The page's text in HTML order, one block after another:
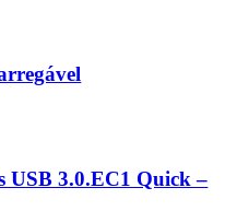
USB 3.0.EC1 Quick –